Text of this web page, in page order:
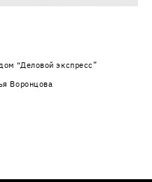
“Деловой экспресс”
Воронцова